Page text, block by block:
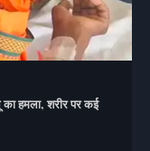
हमला, शरीर पर कई